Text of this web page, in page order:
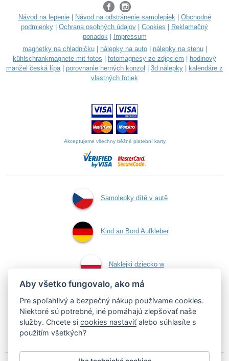
Návod na lepenie| Návod na odstránenie samolepiek| Obchodné
podmienky
Ochrana osobných údajov Cookies
Reklamačný
poriadok|
Impressum
magnetky na chladničku| nálepky na auto| nálepky na stenu|
kühlschrankmagnete mit fotos
fotomagnesy ze zdjęciem
hodinový
manžel česká lípa| porovnanie herných konzol 3d nálepky
kalendáre z
vlastných fotiek
Akceptujeme všechny běžné platební karty
Samolepky dítě v autě
Kind an Bord Aufkleber
Naklejki dziecko w
aucie
Aby všetko fungovalo, ako má
Pre spoľahlivý a bezpečný nákup používame cookies.
Niektoré sú potrebné, iné pomáhajú zlepšovať naše
služby. Chcete sicookies nastaviť alebo súhlasíte s
použitím všetkých?